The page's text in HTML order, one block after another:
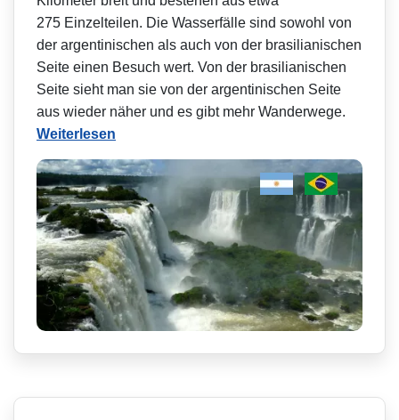
275 Einzelteilen. Die Wasserfälle sind sowohl von
der argentinischen als auch von der brasilianischen
Seite einen Besuch wert. Von der brasilianischen
Seite sieht man sie von der argentinischen Seite
aus wieder näher und es gibt mehr Wanderwege.
Weiterlesen